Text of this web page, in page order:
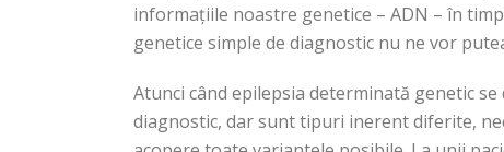
informațiile noastre genetice – ADN – în
genetice simple de diagnostic nu ne vor
Atunci când epilepsia determinată genetic
diagnostic, dar sunt tipuri inerent diferite,